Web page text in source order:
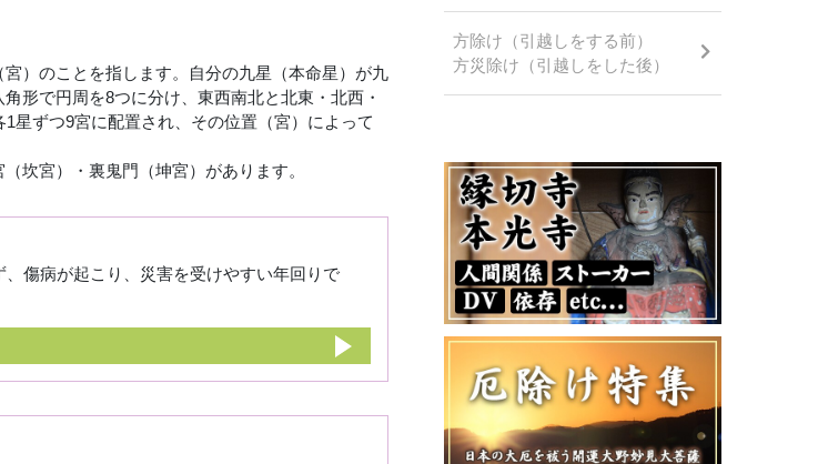
）のことを指します。自分の九星（本命星）が九
形で円周を8つに分け、東西南北と北東・北西・
星ずつ9宮に配置され、その位置（宮）によって
坎宮）・裏鬼門（坤宮）があります。
傷病が起こり、災害を受けやすい年回りで
方除け（引越しをする前）
方災除け（引越しをした後）